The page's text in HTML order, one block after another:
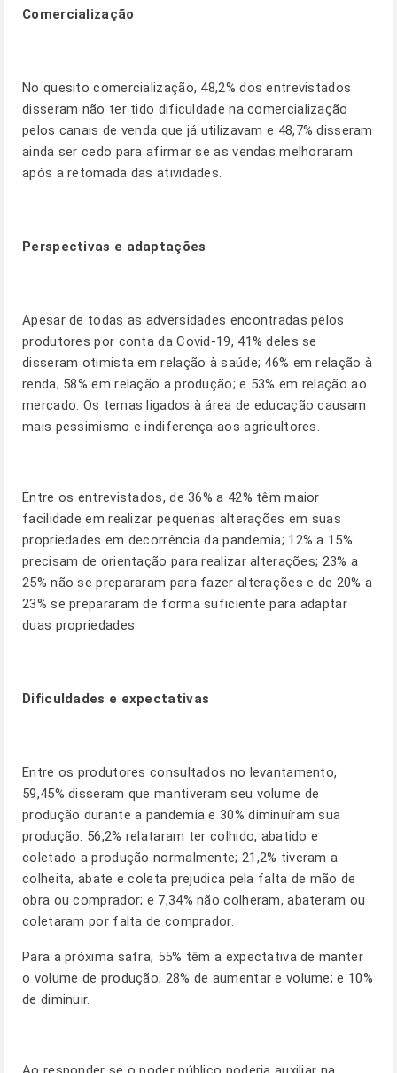
Comercialização
No quesito comercialização, 48,2% dos entrevistados
disseram não ter tido dificuldade na comercialização
pelos canais de venda que já utilizavam e 48,7% disseram
ainda ser cedo para afirmar se as vendas melhoraram
após a retomada das atividades.
Perspectivas e adaptações
Apesar de todas as adversidades encontradas pelos
produtores por conta da Covid-19, 41% deles se
disseram otimista em relação à saúde; 46% em relação à
renda; 58% em relação a produção; e 53% em relação ao
mercado. Os temas ligados à área de educação causam
mais pessimismo e indiferença aos agricultores.
Entre os entrevistados, de 36% a 42% têm maior
facilidade em realizar pequenas alterações em suas
propriedades em decorrência da pandemia; 12% a 15%
precisam de orientação para realizar alterações; 23% a
25% não se prepararam para fazer alterações e de 20% a
23% se prepararam de forma suficiente para adaptar
duas propriedades.
Dificuldades e expectativas
Entre os produtores consultados no levantamento,
59,45% disseram que mantiveram seu volume de
produção durante a pandemia e 30% diminuíram sua
produção. 56,2% relataram ter colhido, abatido e
coletado a produção normalmente; 21,2% tiveram a
colheita, abate e coleta prejudica pela falta de mão de
obra ou comprador; e 7,34% não colheram, abateram ou
coletaram por falta de comprador.
Para a próxima safra, 55% têm a expectativa de manter
o volume de produção; 28% de aumentar e volume; e 10%
de diminuir.